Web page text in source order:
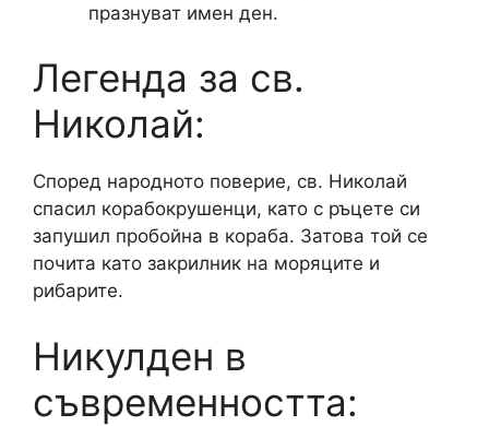
празнуват имен ден.
Легенда за св.
Николай:
Според народното поверие, св. Николай
спасил корабокрушенци, като с ръцете си
запушил пробойна в кораба. Затова той се
почита като закрилник на моряците и
рибарите.
Никулден в
съвременността: